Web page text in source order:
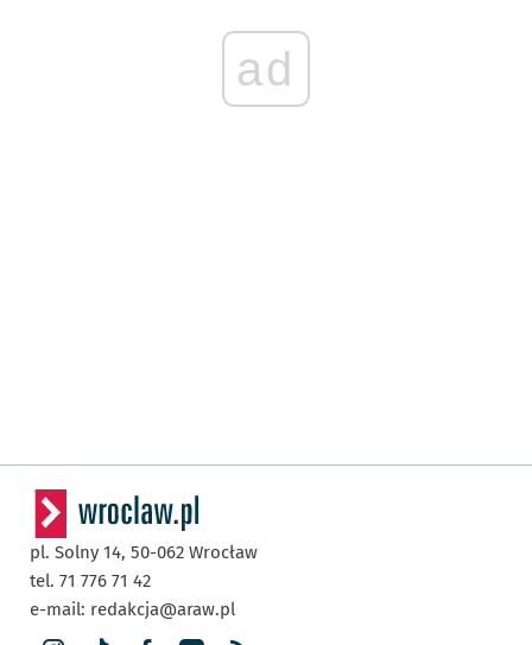
ad
pl. Solny 14, 50-062 Wrocław
tel. 71 776 71 42
e-mail: redakcja@araw.pl